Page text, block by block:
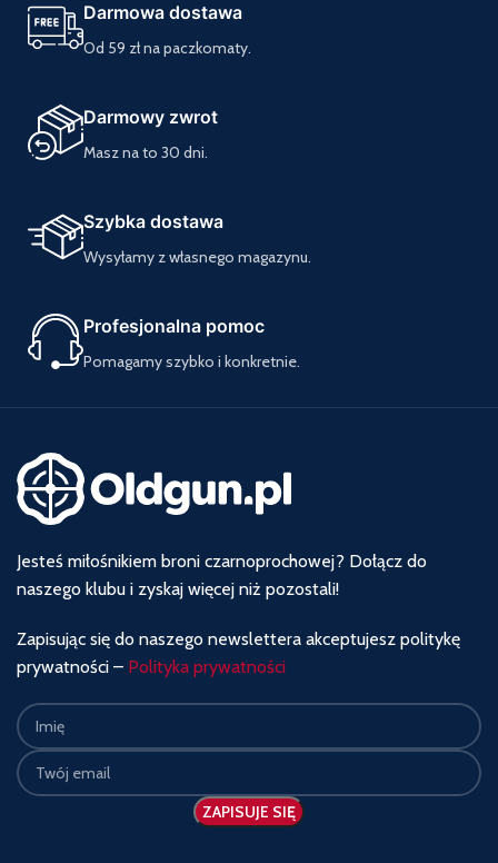
Darmowa dostawa
Od 59 zł na paczkomaty.
Darmowy zwrot
Masz na to 30 dni.
Szybka dostawa
Wysyłamy z własnego magazynu.
Profesjonalna pomoc
Pomagamy szybko i konkretnie.
Jesteś miłośnikiem broni czarnoprochowej? Dołącz do
naszego klubu i zyskaj więcej niż pozostali!
Zapisując się do naszego newslettera akceptujesz politykę
prywatności – Polityka prywatności